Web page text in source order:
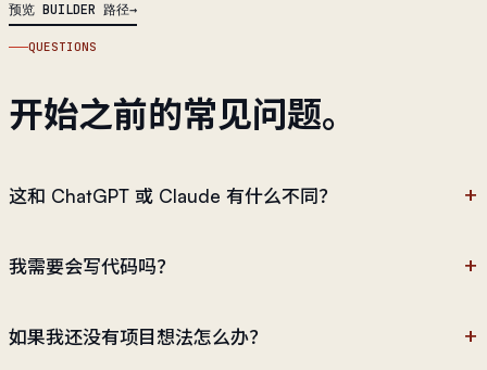
预览 BUILDER 路径
QUESTIONS
开始之前的常见问题。
这和 ChatGPT 或 Claude 有什么不同？
我需要会写代码吗？
如果我还没有项目想法怎么办？